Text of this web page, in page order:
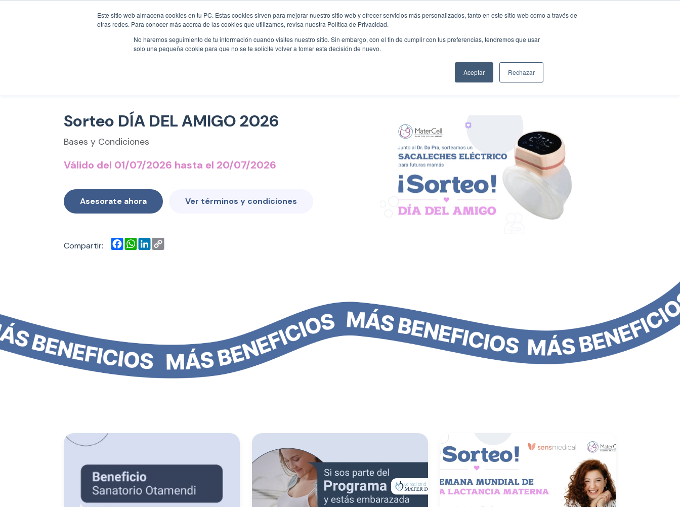
Este sitio web almacena cookies en tu PC. Estas cookies sirven para mejorar nuestro sitio web y ofrecer servicios más personalizados, tanto en este sitio web como a través de
otras redes. Para conocer más acerca de las cookies que utilizamos, revisa nuestra Política de Privacidad.
No haremos seguimiento de tu información cuando visites nuestro sitio. Sin embargo, con el fin de cumplir con tus preferencias, tendremos que usar
solo una pequeña cookie para que no se te solicite volver a tomar esta decisión de nuevo.
Aceptar Rechazar
Células madre Planes Sobre nosotros Beneficios Casos de uso Contacto
Sorteo DÍA DEL AMIGO 2026
Bases y Condiciones
Válido del 01/07/2026 hasta el 20/07/2026
Asesorate ahora Ver términos y condiciones
Compartir: FacebookWhatsApp
LinkedInCopy